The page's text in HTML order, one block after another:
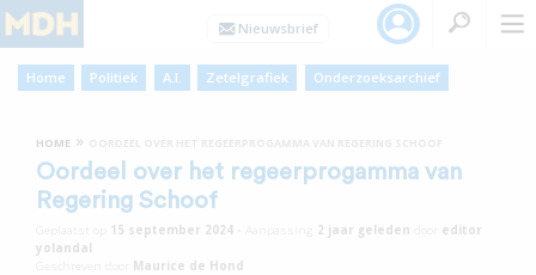
Home Politiek A.I. Zetelgrafiek Onderzoeksarchief
HOME »
Oordeel over het regeerprogamma van
Regering Schoof
15 september 2024 2 jaar geleden
editor
yolandal
Maurice de Hond